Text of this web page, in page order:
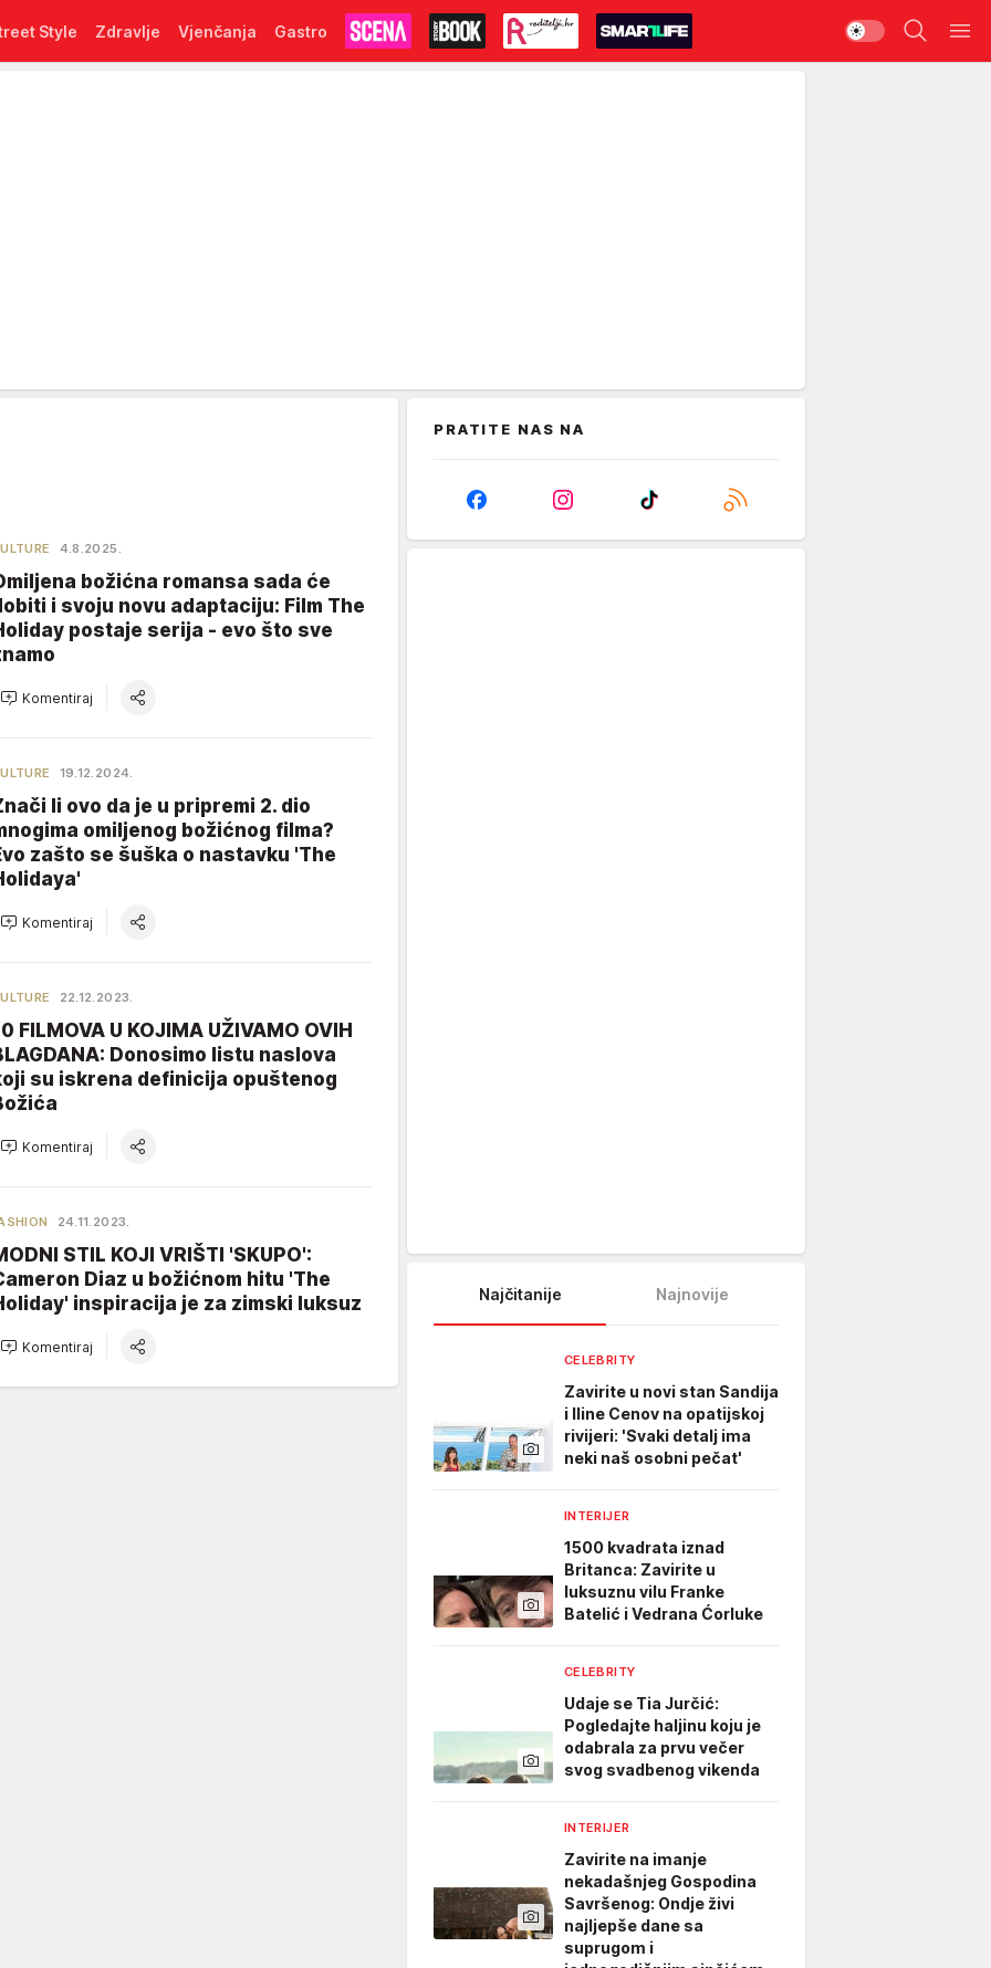
Style Zdravlje Vjenčanja Gastro
4.8.2025.
božićna romansa sada će
i svoju novu adaptaciju: Film The
postaje serija - evo što sve
Komentiraj
19.12.2024.
li ovo da je u pripremi 2. dio
omiljenog božićnog filma?
zašto se šuška o nastavku 'The
Komentiraj
22.12.2023.
FILMOVA U KOJIMA UŽIVAMO OVIH
Donosimo listu naslova
su iskrena definicija opuštenog
Komentiraj
24.11.2023.
STIL KOJI VRIŠTI 'SKUPO':
Diaz u božićnom hitu 'The
inspiracija je za zimski luksuz
Komentiraj
PRATITE NAS NA
Najčitanije Najnovije
CELEBRITY
Zavirite u novi stan Sandija
i Iline Cenov na opatijskoj
rivijeri: 'Svaki detalj ima
neki naš osobni pečat'
INTERIJER
1500 kvadrata iznad
Britanca: Zavirite u
luksuznu vilu Franke
Batelić i Vedrana Ćorluke
CELEBRITY
Udaje se Tia Jurčić:
Pogledajte haljinu koju je
odabrala za prvu večer
svog svadbenog vikenda
INTERIJER
Zavirite na imanje
nekadašnjeg Gospodina
Savršenog: Ondje živi
najljepše dane sa
suprugom i